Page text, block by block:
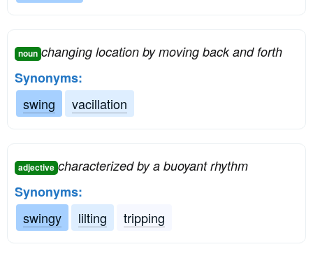
noun changing location by moving back and forth
Synonyms:
swing
vacillation
adjective characterized by a buoyant rhythm
Synonyms:
swingy
lilting tripping